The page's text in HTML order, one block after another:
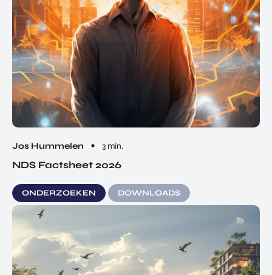
Jos Hummelen 3 min.
NDS Factsheet 2026
ONDERZOEKEN DOWNLOADS